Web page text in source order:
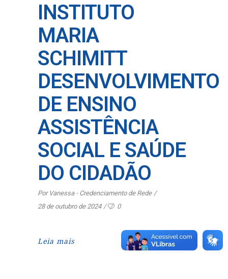
INSTITUTO
MARIA
SCHIMITT
DESENVOLVIMENTO
DE ENSINO
ASSISTÊNCIA
SOCIAL E SAÚDE
DO CIDADÃO
Por Vanessa - Credenciamento de Rede
28 de outubro de 2024
0
Leia mais